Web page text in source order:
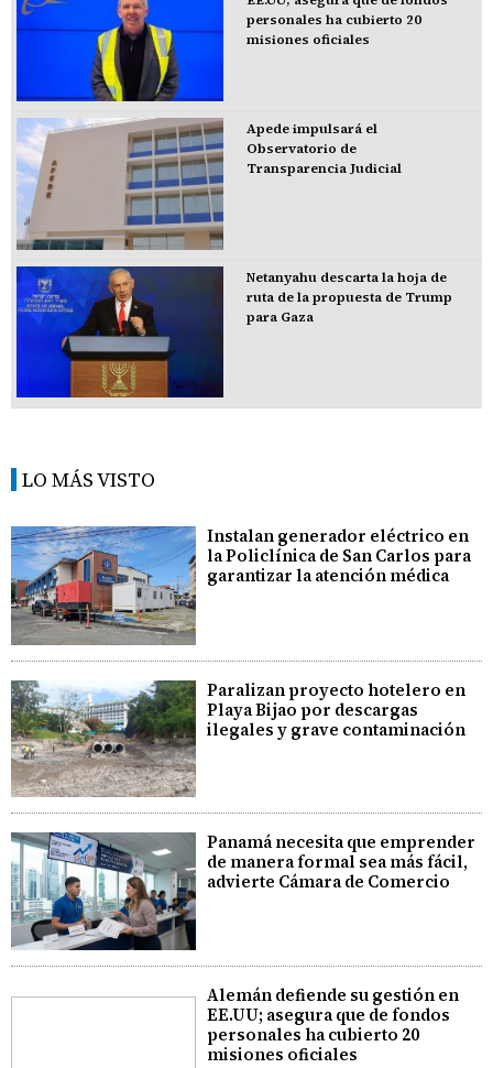
personales ha cubierto 20
misiones oficiales
Apede impulsará el
Observatorio de
Transparencia Judicial
Netanyahu descarta la hoja de
ruta de la propuesta de Trump
para Gaza
LO MÁS VISTO
Instalan generador eléctrico en
la Policlínica de San Carlos para
garantizar la atención médica
Paralizan proyecto hotelero en
Playa Bijao por descargas
ilegales y grave contaminación
Panamá necesita que emprender
de manera formal sea más fácil,
advierte Cámara de Comercio
Alemán defiende su gestión en
EE.UU; asegura que de fondos
personales ha cubierto 20
misiones oficiales